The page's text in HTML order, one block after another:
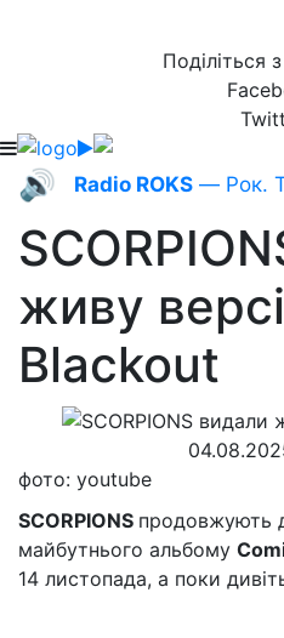
Поділіться
🔊 Radio ROKS — Рок.
живу
Blackout
фото: youtube
SCORPIONS продовжують
майбутнього альбому
14 листопада, а поки